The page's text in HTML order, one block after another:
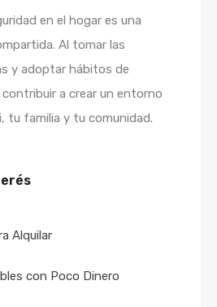
en el hogar es una
Al tomar las
y adoptar hábitos de
a crear un entorno
tu familia y tu comunidad.
Alquilar
con Poco Dinero